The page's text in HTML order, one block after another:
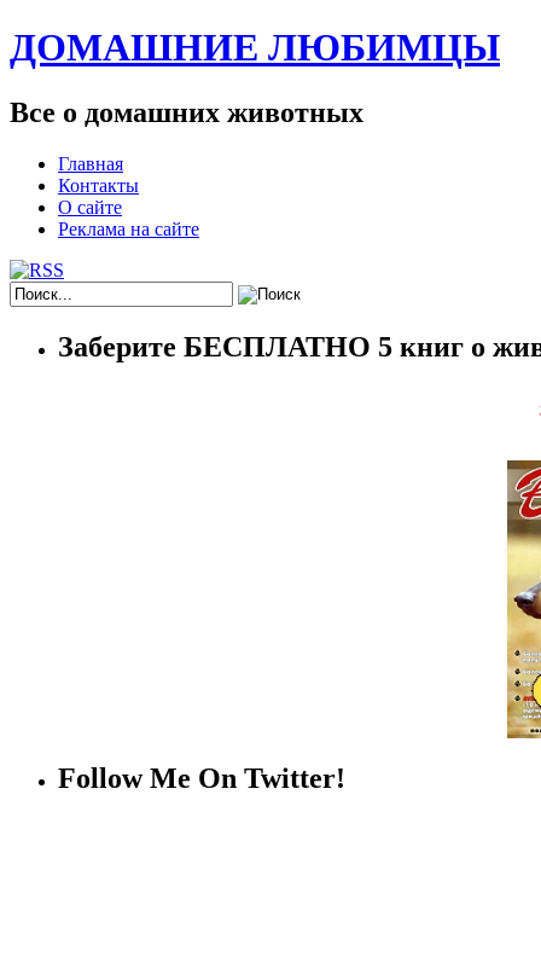
ДОМАШНИЕ ЛЮБИМЦЫ
Все о домашних животных
Главная
Контакты
О сайте
Реклама на сайте
Заберите БЕСПЛАТНО 5 книг о
Follow Me On Twitter!